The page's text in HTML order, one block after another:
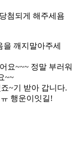
첨되게 해주세욤
깨지말아주세
요~~~ 정말 부러워
~~
~기 받아 갑니다.
행운이잇길!